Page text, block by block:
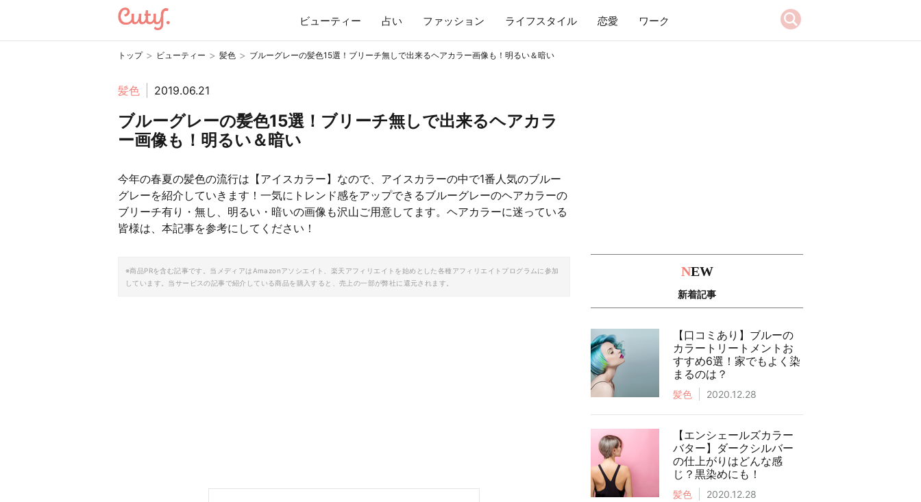
ビューティー 占い ファッション ライフスタイル 恋愛 ワーク
トップ > ビューティー > 髪色 > ブルーグレーの髪色15選！ブリーチ無しで出来るヘアカラー画像も！明るい＆暗い
髪色 2019.06.21
ブルーグレーの髪色15選！ブリーチ無しで出来るヘアカラ
ー画像も！明るい＆暗い
今年の春夏の髪色の流行は【アイスカラー】なので、アイスカラーの中で1番人気のブルー
グレーを紹介していきます！一気にトレンド感をアップできるブルーグレーのヘアカラーの
ブリーチ有り・無し、明るい・暗いの画像も沢山ご用意してます。ヘアカラーに迷っている
皆様は、本記事を参考にしてください！
※商品PRを含む記事です。当メディアはAmazonアソシエイト、楽天アフィリエイトを始めとした各種アフィリエイトプログラムに参加
しています。当サービスの記事で紹介している商品を購入すると、売上の一部が弊社に還元されます。
NEW
新着記事
【口コミあり】ブルーの
カラートリートメントお
すすめ6選！家でもよく染
まるのは？
髪色 2020.12.28
【エンシェールズカラー
バター】ダークシルバー
の仕上がりはどんな感
じ？黒染めにも！
髪色 2020.12.28